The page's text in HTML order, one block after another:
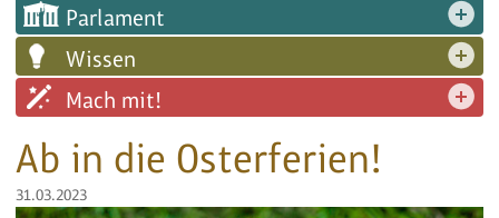
Parlament
Wissen
Mach mit!
Ab in die Osterferien!
31.03.2023